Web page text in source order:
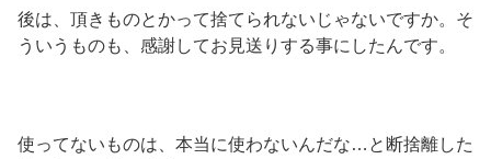
後は、頂きものとかって捨てられないじゃないですか。そ
ういうものも、感謝してお見送りする事にしたんです。
使ってないものは、本当に使わないんだな…と断捨離した